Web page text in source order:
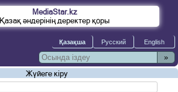
MediaStar.kz
Қазақ әндерінің деректер қоры
»
Жүйеге кіру